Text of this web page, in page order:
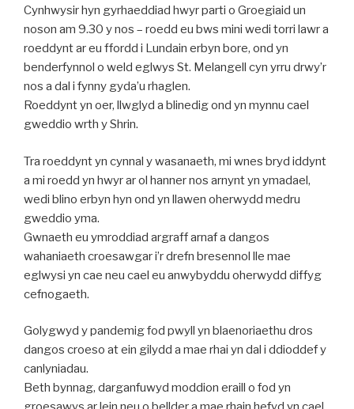
Cynhwysir hyn gyrhaeddiad hwyr parti o Groegiaid un
noson am 9.30 y nos – roedd eu bws mini wedi torri lawr a
roeddynt ar eu ffordd i Lundain erbyn bore, ond yn
benderfynnol o weld eglwys St. Melangell cyn yrru drwy’r
nos a dal i fynny gyda’u rhaglen.
Roeddynt yn oer, llwglyd a blinedig ond yn mynnu cael
gweddio wrth y Shrin.
Tra roeddynt yn cynnal y wasanaeth, mi wnes bryd iddynt
a mi roedd yn hwyr ar ol hanner nos arnynt yn ymadael,
wedi blino erbyn hyn ond yn llawen oherwydd medru
gweddio yma.
Gwnaeth eu ymroddiad argraff arnaf a dangos
wahaniaeth croesawgar i’r drefn bresennol lle mae
eglwysi yn cae neu cael eu anwybyddu oherwydd diffyg
cefnogaeth.
Golygwyd y pandemig fod pwyll yn blaenoriaethu dros
dangos croeso at ein gilydd a mae rhai yn dal i ddioddef y
canlyniadau.
Beth bynnag, darganfuwyd moddion eraill o fod yn